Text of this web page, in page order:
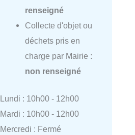
renseigné
Collecte d'objet ou
déchets pris en
charge par Mairie :
non renseigné
Lundi : 10h00 - 12h00
Mardi : 10h00 - 12h00
Mercredi : Fermé